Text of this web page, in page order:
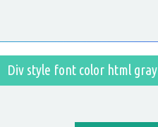
Div style font color html gray